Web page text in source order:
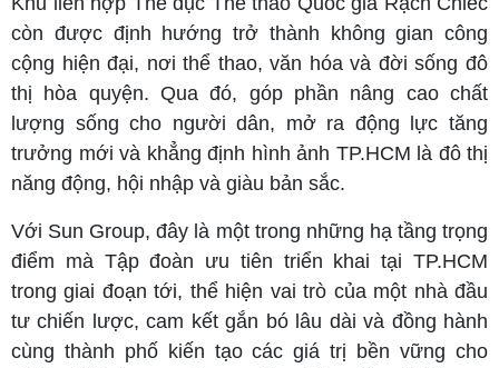
còn được định hướng trở thành không gian công
cộng hiện đại, nơi thể thao, văn hóa và đời sống đô
thị hòa quyện. Qua đó, góp phần nâng cao chất
lượng sống cho người dân, mở ra động lực tăng
trưởng mới và khẳng định hình ảnh TP.HCM là đô thị
năng động, hội nhập và giàu bản sắc.
Với Sun Group, đây là một trong những hạ tầng trọng
điểm mà Tập đoàn ưu tiên triển khai tại TP.HCM
trong giai đoạn tới, thể hiện vai trò của một nhà đầu
tư chiến lược, cam kết gắn bó lâu dài và đồng hành
cùng thành phố kiến tạo các giá trị bền vững cho